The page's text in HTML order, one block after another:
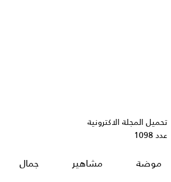
تحميل المجلة الاكترونية
عدد 1098
موضة مشاهير جمال